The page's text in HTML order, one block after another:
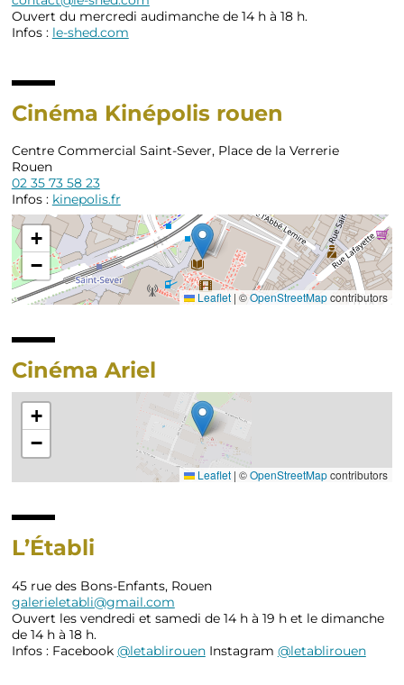
Ouvert du mercredi audimanche de 14 h à 18 h.
Infos : le-shed.com
Cinéma Kinépolis rouen
Centre Commercial Saint-Sever, Place de la Verrerie
Rouen
02 35 73 58 23
Infos : kinepolis.fr
+
−
Leaflet | ©OpenStreetMapcontributors
Cinéma Ariel
+
−
Leaflet | ©OpenStreetMapcontributors
L’Établi
45 rue des Bons-Enfants, Rouen
galerieletabli@gmail.com
Ouvert les vendredi et samedi de 14 h à 19 h et le dimanche
de 14 h à 18 h.
Infos : Facebook @letablirouenInstagram @letablirouen